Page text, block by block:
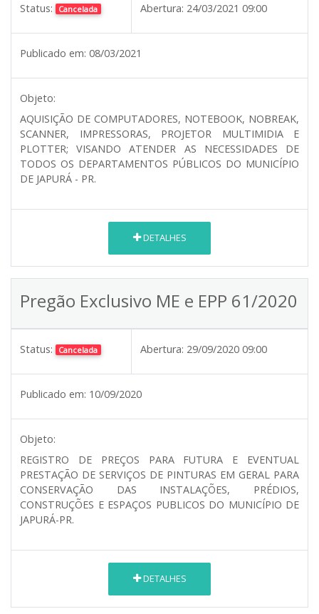
Status: Cancelada Abertura: 24/03/2021 09:00
Publicado em: 08/03/2021
Objeto:
AQUISIÇÃO DE COMPUTADORES, NOTEBOOK, NOBREAK,
SCANNER, IMPRESSORAS, PROJETOR MULTIMIDIA E
PLOTTER; VISANDO ATENDER AS NECESSIDADES DE
TODOS OS DEPARTAMENTOS PÚBLICOS DO MUNICÍPIO
DE JAPURÁ - PR.
DETALHES
Pregão Exclusivo ME e EPP 61/2020
Status: Cancelada Abertura: 29/09/2020 09:00
Publicado em: 10/09/2020
Objeto:
REGISTRO DE PREÇOS PARA FUTURA E EVENTUAL
PRESTAÇÃO DE SERVIÇOS DE PINTURAS EM GERAL PARA
CONSERVAÇÃO DAS INSTALAÇÕES, PRÉDIOS,
CONSTRUÇÕES E ESPAÇOS PUBLICOS DO MUNICÍPIO DE
JAPURÁ-PR.
DETALHES